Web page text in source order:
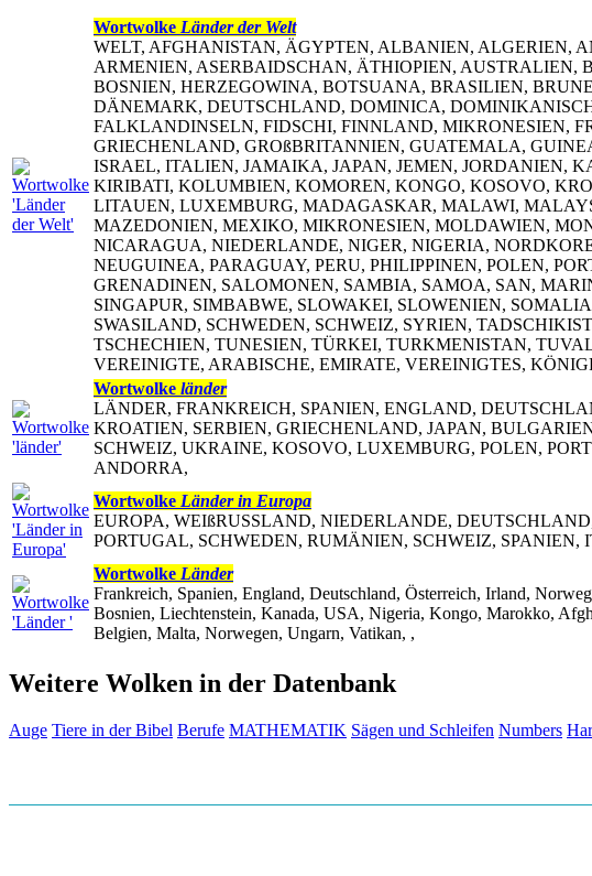
Wortwolke Länder der Welt
WELT, AFGHANISTAN, ÄGYPTEN, ALBANIEN, ALGERIEN,
ARMENIEN, ASERBAIDSCHAN, ÄTHIOPIEN,
BOSNIEN, HERZEGOWINA, BOTSUANA, BRASILIEN,
DÄNEMARK, DEUTSCHLAND, DOMINICA,
FALKLANDINSELN, FIDSCHI, FINNLAND, MIKRONESIEN,
GRIECHENLAND, GROßBRITANNIEN, GUATEMALA,
ISRAEL, ITALIEN, JAMAIKA, JAPAN, JEMEN, JORDANIEN,
KIRIBATI, KOLUMBIEN, KOMOREN, KONGO, KOSOVO,
LITAUEN, LUXEMBURG, MADAGASKAR, MALAWI,
MAZEDONIEN, MEXIKO, MIKRONESIEN, MOLDAWIEN,
NICARAGUA, NIEDERLANDE, NIGER, NIGERIA,
NEUGUINEA, PARAGUAY, PERU, PHILIPPINEN, POLEN,
GRENADINEN, SALOMONEN, SAMBIA, SAMOA, SAN,
SINGAPUR, SIMBABWE, SLOWAKEI, SLOWENIEN,
SWASILAND, SCHWEDEN, SCHWEIZ, SYRIEN,
TSCHECHIEN, TUNESIEN, TÜRKEI, TURKMENISTAN,
VEREINIGTE, ARABISCHE, EMIRATE, VEREINIGTES,
Wortwolke länder
LÄNDER, FRANKREICH, SPANIEN, ENGLAND,
KROATIEN, SERBIEN, GRIECHENLAND, JAPAN,
SCHWEIZ, UKRAINE, KOSOVO, LUXEMBURG, POLEN,
ANDORRA,
Wortwolke Länder in Europa
EUROPA, WEIßRUSSLAND, NIEDERLANDE,
PORTUGAL, SCHWEDEN, RUMÄNIEN, SCHWEIZ,
Wortwolke Länder
Frankreich, Spanien, England, Deutschland, Österreich, Irland,
Bosnien, Liechtenstein, Kanada, USA, Nigeria, Kongo, Marokko,
Belgien, Malta, Norwegen, Ungarn, Vatikan, ,
Weitere Wolken in der Datenbank
Auge Tiere in der Bibel Berufe MATHEMATIK Sägen und Schleifen Numbers